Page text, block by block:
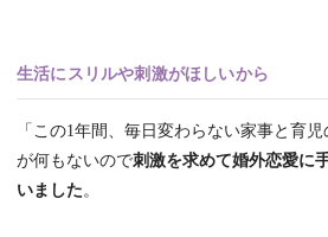
生活にスリルや刺激がほしいから
「この1年間、毎日変わらない家事と育
が何もないので刺激を求めて婚外恋愛に
いました。